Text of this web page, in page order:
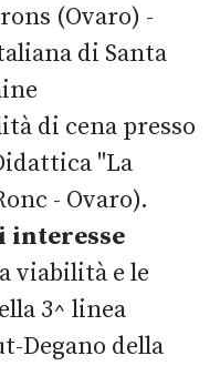
(Ovaro) -
di Santa
di cena presso
"La
- Ovaro).
interesse
viabilità e le
3^ linea
Degano della